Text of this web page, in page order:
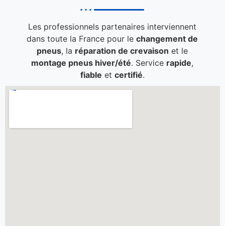
Les professionnels partenaires interviennent
dans toute la France pour lechangement de
pneus, la réparation de crevaison et le
montage pneus hiver/été. Service rapide,
fiable et certifié.